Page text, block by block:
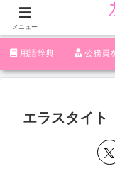
‪︎‬‪︎︎︎︎︎用語辞典 公務員
エラスタイト
メニュー